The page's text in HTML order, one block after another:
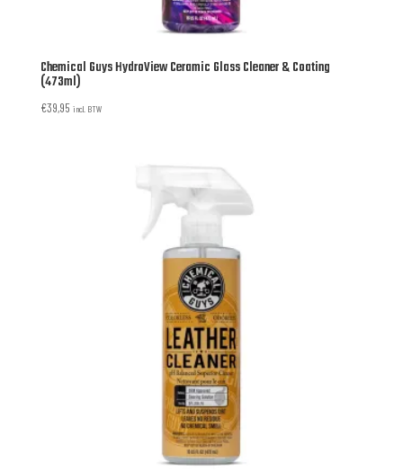
Chemical Guys HydroView Ceramic Glass Cleaner & Coating
(473ml)
€39,95 incl. BTW